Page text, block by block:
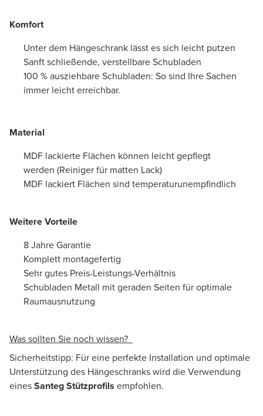
Komfort
Unter dem Hängeschrank lässt es sich leicht putzen
Sanft schließende, verstellbare Schubladen
100 % ausziehbare Schubladen: So sind Ihre Sachen
immer leicht erreichbar.
Material
MDF lackierte Flächen können leicht gepflegt
werden (Reiniger für matten Lack)
MDF lackiert Flächen sind temperaturunempfindlich
Weitere Vorteile
8 Jahre Garantie
Komplett montagefertig
Sehr gutes Preis-Leistungs-Verhältnis
Schubladen Metall mit geraden Seiten für optimale
Raumausnutzung
Was sollten Sie noch wissen?
Sicherheitstipp: Für eine perfekte Installation und optimale
Unterstützung des Hängeschranks wird die Verwendung
einesSanteg Stützprofils empfohlen.